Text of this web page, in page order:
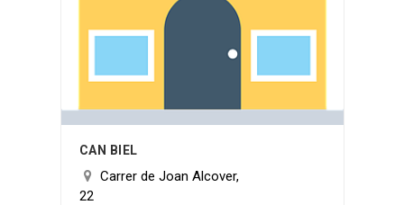
CAN BIEL
Carrer de Joan Alcover,
22